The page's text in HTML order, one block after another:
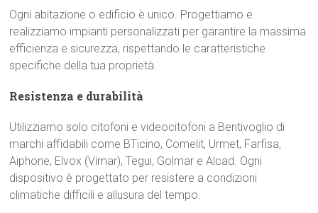
Ogni abitazione o edificio è unico. Progettiamo e
realizziamo impianti personalizzati per garantire la massima
efficienza e sicurezza, rispettando le caratteristiche
specifiche della tua proprietà.
Resistenza e durabilità
Utilizziamo solo citofoni e videocitofoni a Bentivoglio di
marchi affidabili come BTicino, Comelit, Urmet, Farfisa,
Aiphone, Elvox (Vimar), Tegui, Golmar e Alcad. Ogni
dispositivo è progettato per resistere a condizioni
climatiche difficili e allusura del tempo.